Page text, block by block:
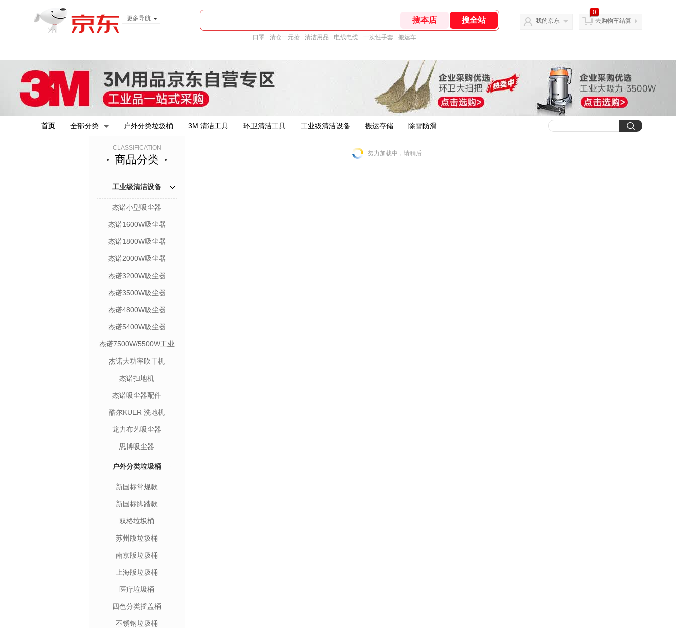
更多导航
口罩 清仓一元抢 清洁用品 电线电缆 一次性手套 搬运车
我的京东
0
去购物车结算
首页 全部分类 户外分类垃圾桶 3M 清洁工具 环卫清洁工具 工业级清洁设备 搬运存储 除雪防滑
CLASSIFICATION
商品分类
工业级清洁设备
杰诺小型吸尘器
杰诺1600W吸尘器
杰诺1800W吸尘器
杰诺2000W吸尘器
杰诺3200W吸尘器
杰诺3500W吸尘器
杰诺4800W吸尘器
杰诺5400W吸尘器
杰诺7500W/5500W工业
吸尘机
杰诺大功率吹干机
杰诺扫地机
杰诺吸尘器配件
酷尔KUER 洗地机
龙力布艺吸尘器
思博吸尘器
户外分类垃圾桶
新国标常规款
新国标脚踏款
双格垃圾桶
苏州版垃圾桶
南京版垃圾桶
上海版垃圾桶
医疗垃圾桶
四色分类摇盖桶
不锈钢垃圾桶
努力加载中，请稍后...